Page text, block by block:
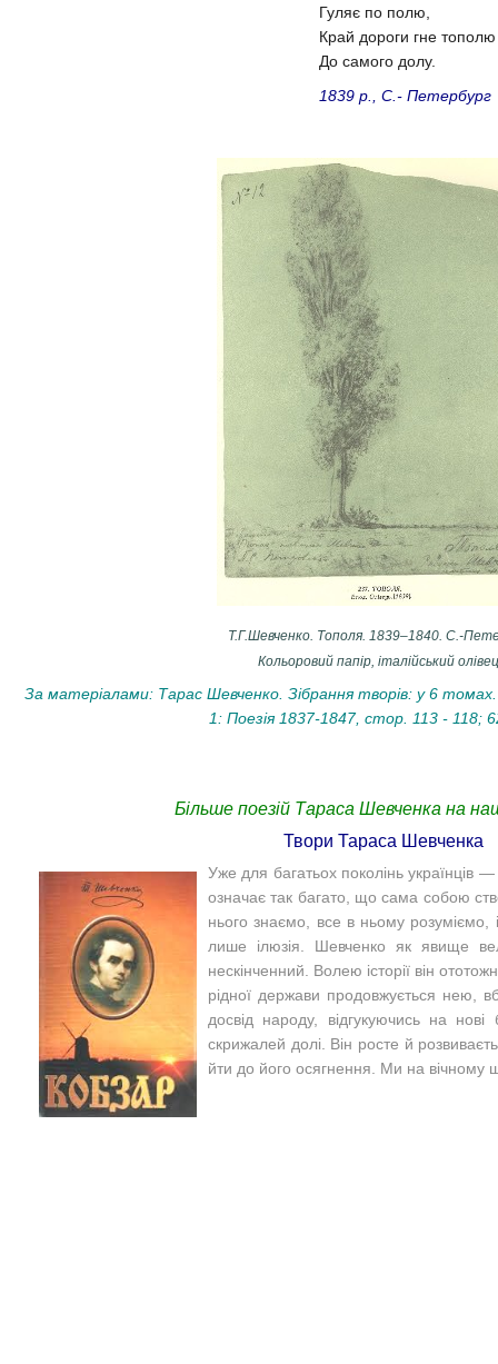
Гуляє по полю,
Край дороги гне тополю
До самого долу.
1839 р., С.- Петербург
Т.Г.Шевченко. Тополя. 1839–1840. С.-
Кольоровий папір, італійський
За матеріалами: Тарас Шевченко. Зібрання творів: у 6
1: Поезія 1837-1847, стор. 113 - 118;
Більше поезій Тараса Шевченка на
Твори Тараса Шевченка
Уже для багатьох поколінь українців
означає так багато, що сама собою
нього знаємо, все в ньому
лише ілюзія. Шевченко як явище
нескінченний. Волею історії він
рідної держави продовжується нею,
досвід народу, відгукуючись на
скрижалей долі. Він росте й
йти до його осягнення. Ми на вічному